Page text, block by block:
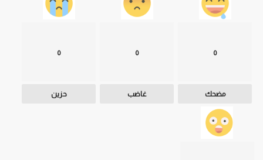
0
مضحك
0
غاضب
0
حزين